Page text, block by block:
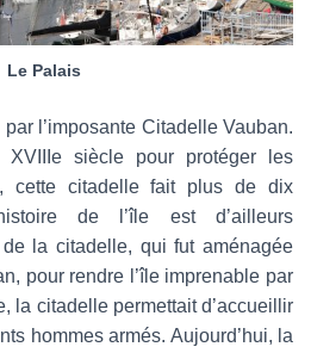
Le Palais
l’imposante Citadelle Vauban.
siècle pour protéger les
cette citadelle fait plus de dix
de l’île est d’ailleurs
la citadelle, qui fut aménagée
pour rendre l’île imprenable par
la citadelle permettait d’accueillir
hommes armés. Aujourd’hui, la